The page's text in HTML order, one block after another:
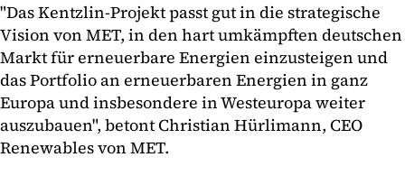
"Das Kentzlin-Projekt passt gut in die strategische
Vision von MET, in den hart umkämpften deutschen
Markt für erneuerbare Energien einzusteigen und
das Portfolio an erneuerbaren Energien in ganz
Europa und insbesondere in Westeuropa weiter
auszubauen", betont Christian Hürlimann, CEO
Renewables von MET.